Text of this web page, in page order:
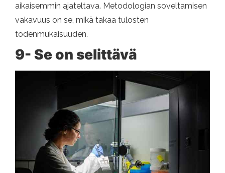
aikaisemmin ajateltava. Metodologian soveltamisen
vakavuus on se, mikä takaa tulosten
todenmukaisuuden.
9- Se on selittävä